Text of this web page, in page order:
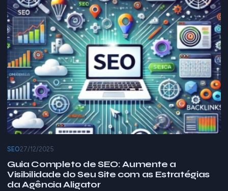
SEO27/12/2025
Guia Completo de SEO: Aumente a
Visibilidade do Seu Site com as Estratégias
da Agência Aligator